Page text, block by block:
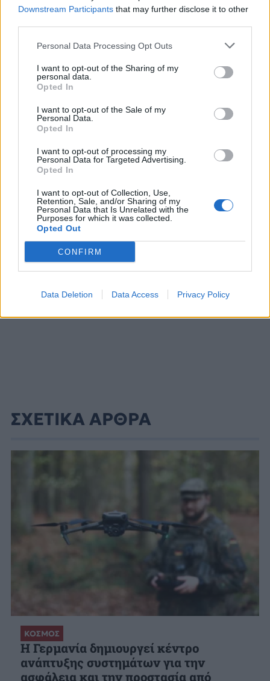
Downstream Participants that may further disclose it to other
Personal Data Processing Opt Outs
I want to opt-out of the Sharing of my
personal data.
Opted In
I want to opt-out of the Sale of my
Personal Data.
Opted In
I want to opt-out of processing my
Personal Data for Targeted Advertising.
Opted In
I want to opt-out of Collection, Use,
Retention, Sale, and/or Sharing of my
Personal Data that Is Unrelated with the
Purposes for which it was collected.
Opted Out
CONFIRM
Data Deletion Data Access Privacy Policy
Αραβία: Η στρατηγική της
Αθήνας απέναντι στον
Συμμαχίες με Ισραήλ,
Ινδία και Εμιράτα
όροι που
ΔΙΑΦΗΜΙΣΗ
ΣΧΕΤΙΚΑ ΑΡΘΡΑ
ΚΟΣΜΟΣ
Η Γερμανία δημιουργεί κέντρο
ανάπτυξης συστημάτων για την
ασφάλεια και την προστασία από